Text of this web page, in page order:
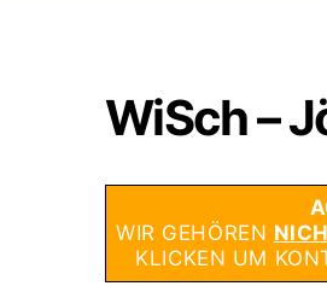
WiSch –
WIR GEHÖREN
KLICKEN UM